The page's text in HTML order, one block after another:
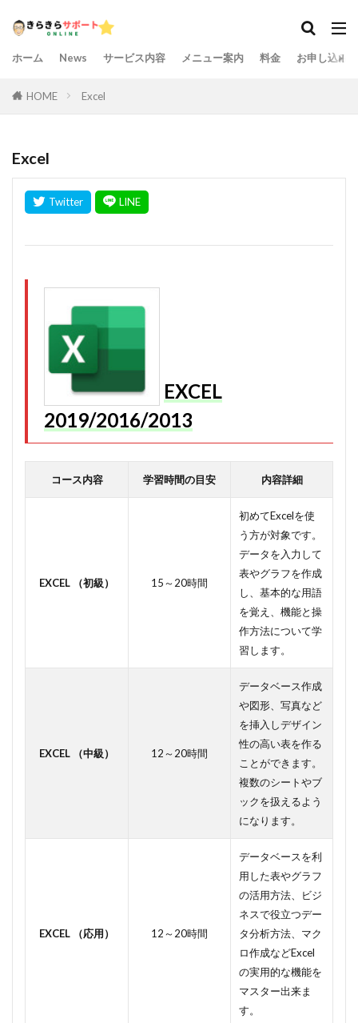
ホーム News サービス内容 メニュー案内 料金 お申し込み
HOME Excel
Excel
EXCEL
2019/2016/2013
コース内容 学習時間の目安 内容詳細
EXCEL （初級） 15～20時間
初めてExcelを使
う方が対象です。
データを入力して
表やグラフを作成
し、基本的な用語
を覚え、機能と操
作方法について学
習します。
EXCEL （中級） 12～20時間
データベース作成
や図形、写真など
を挿入しデザイン
性の高い表を作る
ことができます。
複数のシートやブ
ックを扱えるよう
になります。
EXCEL （応用） 12～20時間
データベースを利
用した表やグラフ
の活用方法、ビジ
ネスで役立つデー
タ分析方法、マク
ロ作成などExcel
の実用的な機能を
マスター出来ま
す。